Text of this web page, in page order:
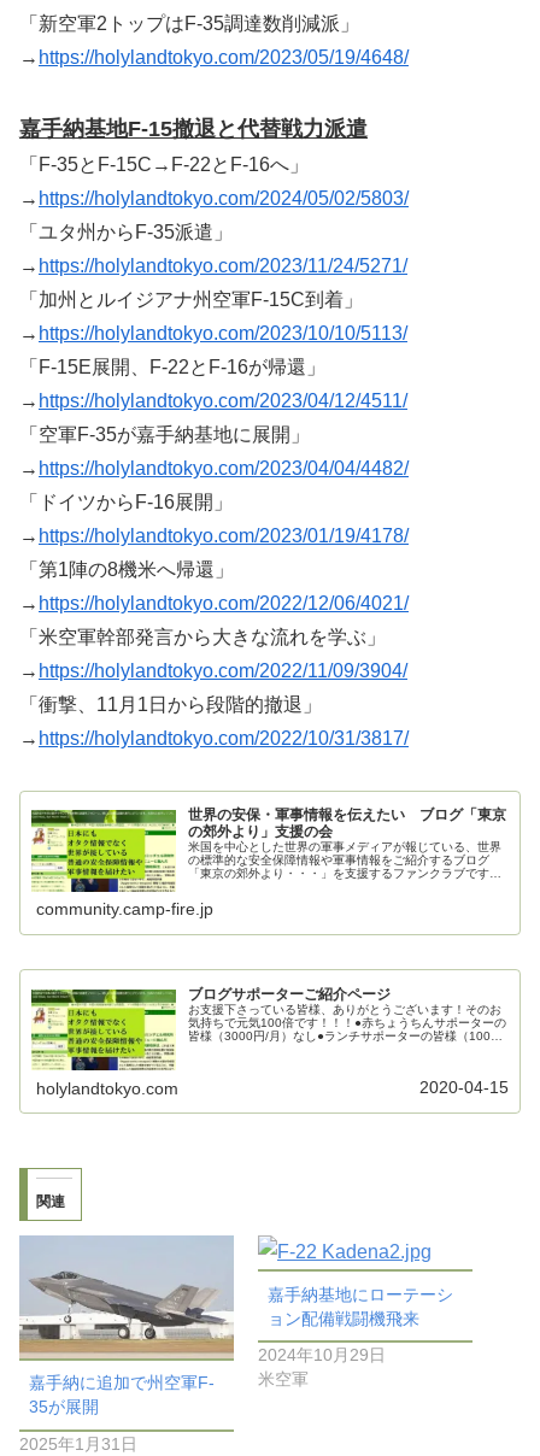
「新空軍2トップはF-35調達数削減派」
→ https://holylandtokyo.com/2023/05/19/4648/
嘉手納基地F-15撤退と代替戦力派遣
「F-35とF-15C→F-22とF-16へ」
→ https://holylandtokyo.com/2024/05/02/5803/
「ユタ州からF-35派遣」
→ https://holylandtokyo.com/2023/11/24/5271/
「加州とルイジアナ州空軍F-15C到着」
→ https://holylandtokyo.com/2023/10/10/5113/
「F-15E展開、F-22とF-16が帰還」
→ https://holylandtokyo.com/2023/04/12/4511/
「空軍F-35が嘉手納基地に展開」
→ https://holylandtokyo.com/2023/04/04/4482/
「ドイツからF-16展開」
→ https://holylandtokyo.com/2023/01/19/4178/
「第1陣の8機米へ帰還」
→ https://holylandtokyo.com/2022/12/06/4021/
「米空軍幹部発言から大きな流れを学ぶ」
→ https://holylandtokyo.com/2022/11/09/3904/
「衝撃、11月1日から段階的撤退」
→ https://holylandtokyo.com/2022/10/31/3817/
世界の安保・軍事情報を伝えたい ブログ「東京
の郊外より」支援の会
米国を中心とした世界の軍事メディアが報じている、世界
の標準的な安全保障情報や軍事情報をご紹介するブログ
「東京の郊外より・・・」を支援するファンクラブです。
community.camp-fire.jp
ブログサポーターご紹介ページ
お支援下さっている皆様、ありがとうございます！そのお
気持ちで元気100倍です！！！●赤ちょうちんサポーターの
皆様（3000円/月）なし●ランチサポーターの皆様（1000
holylandtokyo.com 2020-04-15
関連
嘉手納に追加で州空軍F-
35が展開
2025年1月31日
嘉手納基地にローテーシ
ョン配備戦闘機飛来
2024年10月29日
米空軍